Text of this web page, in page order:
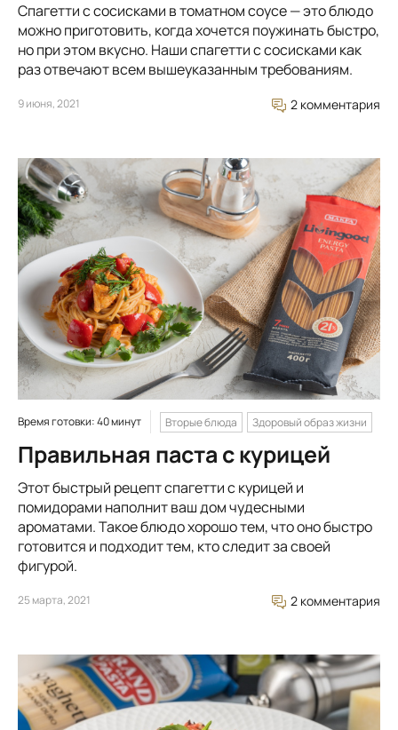
Спагетти с сосисками в томатном соусе — это блюдо
можно приготовить, когда хочется поужинать быстро,
но при этом вкусно. Наши спагетти с сосисками как
раз отвечают всем вышеуказанным требованиям.
9 июня, 2021 2 комментария
Время готовки: 40 минут Вторые блюда Здоровый образ жизни
Правильная паста с курицей
Этот быстрый рецепт спагетти с курицей и
помидорами наполнит ваш дом чудесными
ароматами. Такое блюдо хорошо тем, что оно быстро
готовится и подходит тем, кто следит за своей
фигурой.
25 марта, 2021 2 комментария